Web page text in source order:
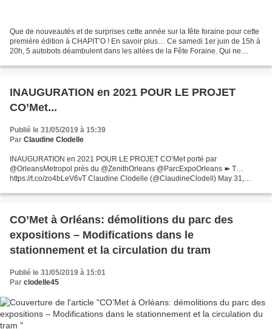
Que de nouveautés et de surprises cette année sur la fête foraine pour cette
première édition à CHAPIT’O ! En savoir plus… Ce samedi 1er juin de 15h à
20h, 5 autobots déambulent dans les allées de la Fête Foraine. Qui ne
INAUGURATION en 2021 POUR LE PROJET
CO’Met...
Publié le 31/05/2019 à 15:39
Par Claudine Clodelle
INAUGURATION en 2021 POUR LE PROJET CO’Met porté par
@OrleansMetropol près du @ZenithOrleans @ParcExpoOrleans ➽ T…
https://t.co/zo4bLeV6vT Claudine Clodelle (@ClaudineClodell) May 31,
@OrleansMetropol...
CO’Met à Orléans: démolitions du parc des
expositions – Modifications dans le
stationnement et la circulation du tram
Publié le 31/05/2019 à 15:01
Par clodelle45